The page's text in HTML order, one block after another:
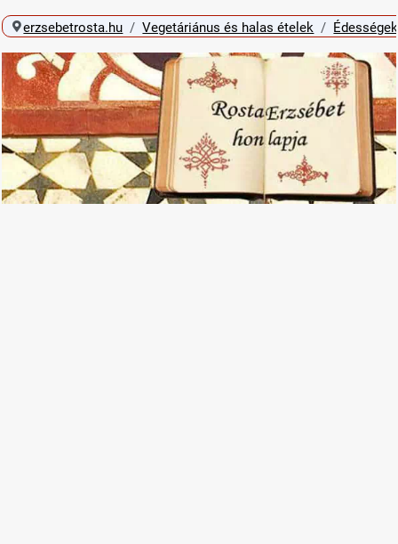
erzsebetrosta.hu Vegetáriánus és halas ételek